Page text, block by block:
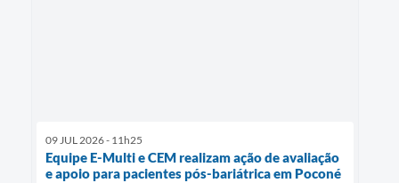
09 JUL 2026 - 11h25
Equipe E-Multi e CEM realizam ação de avaliação
e apoio para pacientes pós-bariátrica em Poconé